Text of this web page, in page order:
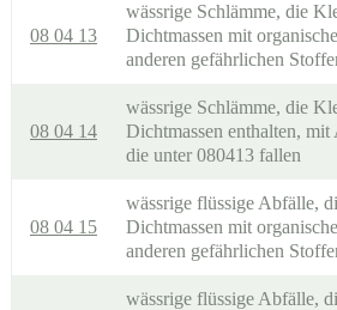
08 04 13
wässrige Schlämme, die
Dichtmassen mit
anderen gefährlichen
08 04 14
wässrige Schlämme, die
Dichtmassen enthalten, mit
die unter 080413 fallen
08 04 15
wässrige flüssige Abfälle,
Dichtmassen mit
anderen gefährlichen
wässrige flüssige Abfälle,